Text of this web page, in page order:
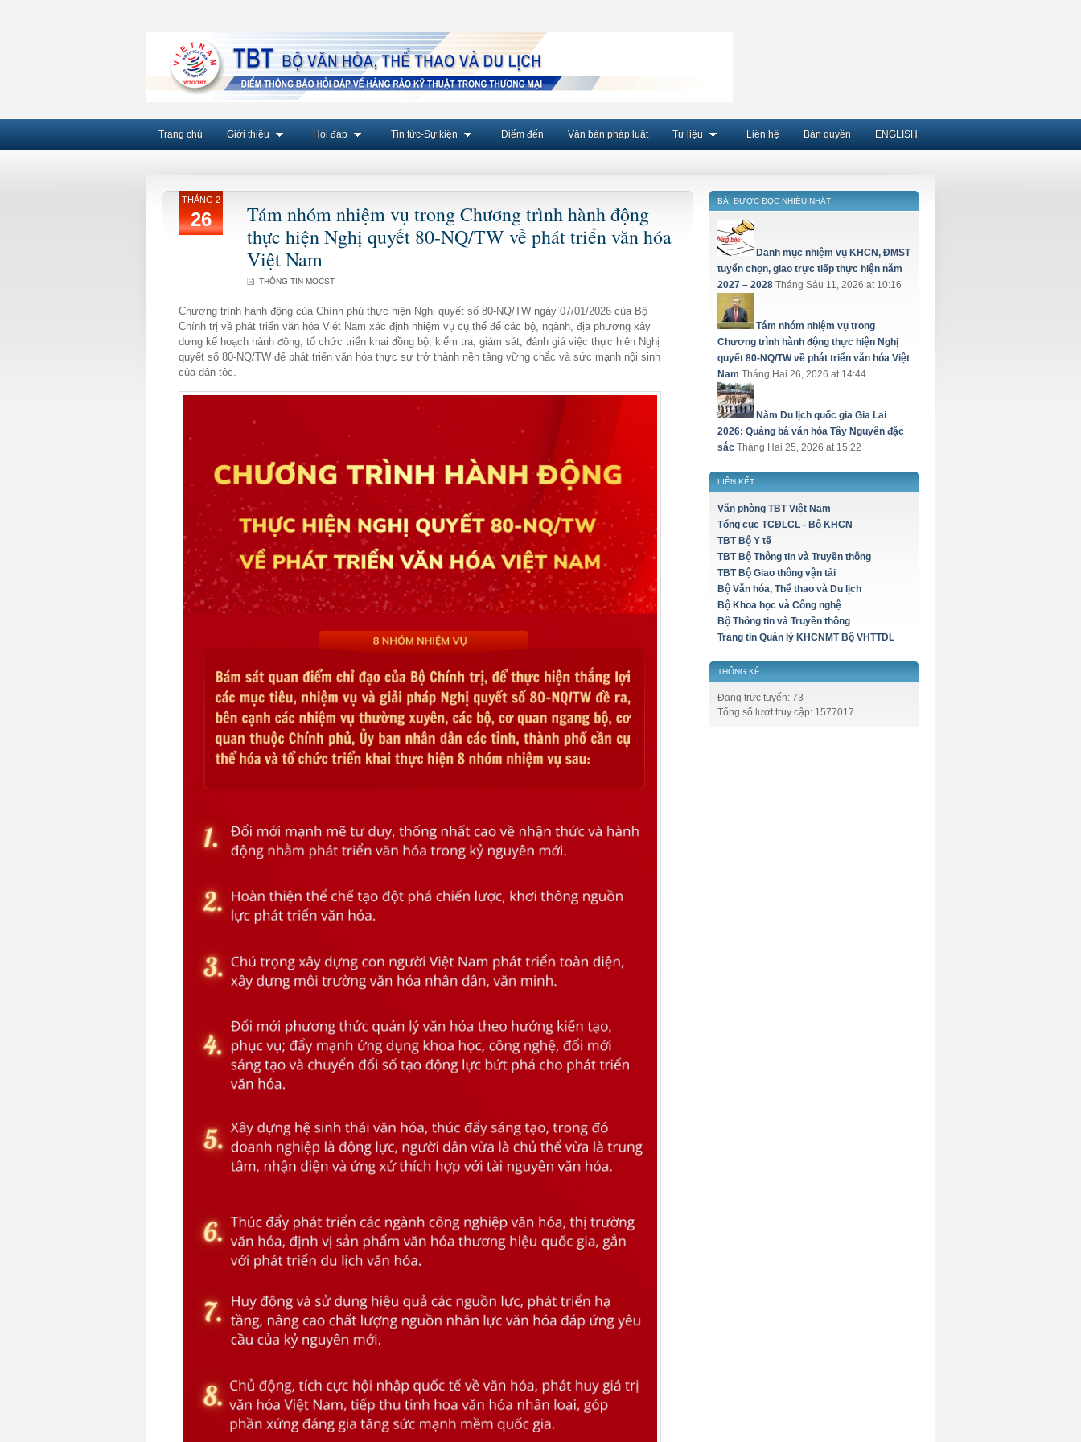
Trang chủ Giới thiệu Hỏi đáp Tin tức-Sự kiện Điểm đến Văn bản pháp luật Tư liệu Liên hệ Bản quyền ENGLISH
THÁNG 2
26
Tám nhóm nhiệm vụ trong Chương trình hành động
thực hiện Nghị quyết 80-NQ/TW về phát triển văn hóa
Việt Nam
THÔNG TIN MOCST
Chương trình hành động của Chính phủ thực hiện Nghị quyết số 80-NQ/TW ngày 07/01/2026 của Bộ
Chính trị về phát triển văn hóa Việt Nam xác định nhiệm vụ cụ thể để các bộ, ngành, địa phương xây
dựng kế hoạch hành động, tổ chức triển khai đồng bộ, kiểm tra, giám sát, đánh giá việc thực hiện Nghị
quyết số 80-NQ/TW để phát triển văn hóa thực sự trở thành nền tảng vững chắc và sức mạnh nội sinh
của dân tộc.
BÀI ĐƯỢC ĐỌC NHIỀU NHẤT
Danh mục nhiệm vụ KHCN, ĐMST
tuyển chọn, giao trực tiếp thực hiện năm
2027 – 2028 Tháng Sáu 11, 2026 at 10:16
Tám nhóm nhiệm vụ trong
Chương trình hành động thực hiện Nghị
quyết 80-NQ/TW về phát triển văn hóa Việt
Nam Tháng Hai 26, 2026 at 14:44
Năm Du lịch quốc gia Gia Lai
2026: Quảng bá văn hóa Tây Nguyên đặc
sắc Tháng Hai 25, 2026 at 15:22
LIÊN KẾT
Văn phòng TBT Việt Nam
Tổng cục TCĐLCL - Bộ KHCN
TBT Bộ Y tế
TBT Bộ Thông tin và Truyền thông
TBT Bộ Giao thông vận tải
Bộ Văn hóa, Thể thao và Du lịch
Bộ Khoa học và Công nghệ
Bộ Thông tin và Truyền thông
Trang tin Quản lý KHCNMT Bộ VHTTDL
THỐNG KÊ
Đang trực tuyến: 73
Tổng số lượt truy cập: 1577017